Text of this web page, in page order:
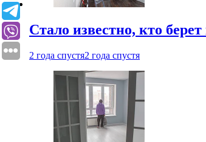
Стало известно, кто
2 года спустя2 года спустя